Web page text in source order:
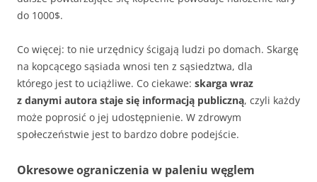
do 1000$.
Co więcej: to nie urzędnicy ścigają ludzi po domach. Skargę
na kopcącego sąsiada wnosi ten z sąsiedztwa, dla
którego jest to uciążliwe. Co ciekawe: skarga wraz
z danymi autora staje się informacją publiczną, czyli każdy
może poprosić o jej udostępnienie. W zdrowym
społeczeństwie jest to bardzo dobre podejście.
Okresowe ograniczenia w paleniu węglem